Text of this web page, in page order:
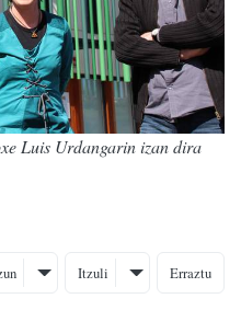
Luis Urdangarin izan dira
Itzuli Erraztu